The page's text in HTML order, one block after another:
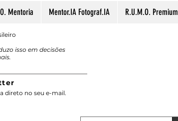
Mentoria Mentor.IA Fotograf.IA R.U.M.O. Premium
isso em decisões
direto no seu e-mail.